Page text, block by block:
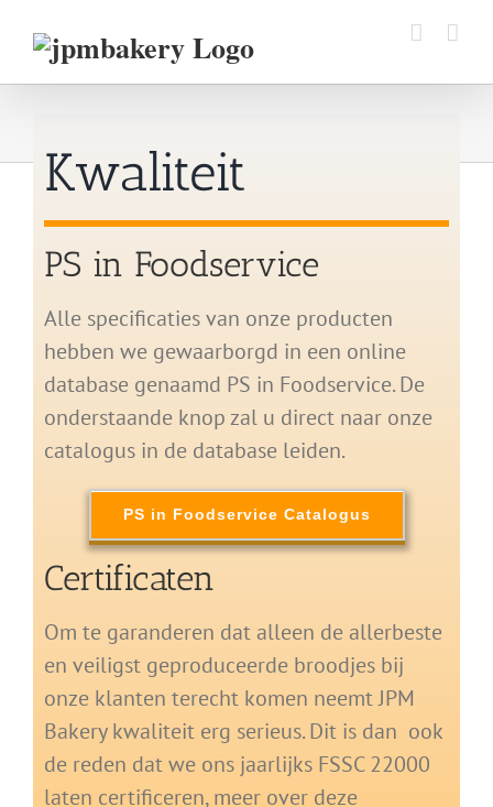
naar
inhoud
Kwaliteit
PS in Foodservice
Alle specificaties van onze producten
hebben we gewaarborgd in een online
database genaamd PS in Foodservice. De
onderstaande knop zal u direct naar onze
catalogus in de database leiden.
PS in Foodservice Catalogus
Certificaten
Om te garanderen dat alleen de allerbeste
en veiligst geproduceerde broodjes bij
onze klanten terecht komen neemt JPM
Bakery kwaliteit erg serieus. Dit is dan ook
de reden dat we ons jaarlijks FSSC 22000
laten certificeren, meer over deze